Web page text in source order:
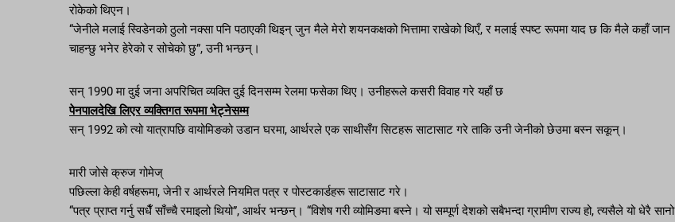
रोकेको थिएन।
“जेनीले मलाई स्विडेनको ठुलो नक्सा पनि पठाएकी थिइन् जुन मैले मेरो शयनकक्षको भित्तामा राखेको थिएँ, र मलाई स्पष्ट रूपमा याद छ कि मैले कहाँ जान
चाहन्छु भनेर हेरेको र सोचेको छु”, उनी भन्छन्।
सन् 1990 मा दुई जना अपरिचित व्यक्ति दुई दिनसम्म रेलमा फसेका थिए। उनीहरूले कसरी विवाह गरे यहाँ छ
पेनपालदेखि लिएर व्यक्तिगत रूपमा भेट्नेसम्म
सन् 1992 को त्यो यात्रापछि वायोमिङको उडान घरमा, आर्थरले एक साथीसँग सिटहरू साटासाट गरे ताकि उनी जेनीको छेउमा बस्न सकून्।
मारी जोसे क्रुज गोमेज्
पछिल्ला केही वर्षहरूमा, जेनी र आर्थरले नियमित पत्र र पोस्टकार्डहरू साटासाट गरे।
“पत्र प्राप्त गर्नु सधैँ साँच्चै रमाइलो थियो”, आर्थर भन्छन्। “विशेष गरी व्योमिङमा बस्ने। यो सम्पूर्ण देशको सबैभन्दा ग्रामीण राज्य हो, त्यसैले यो धेरै सानो